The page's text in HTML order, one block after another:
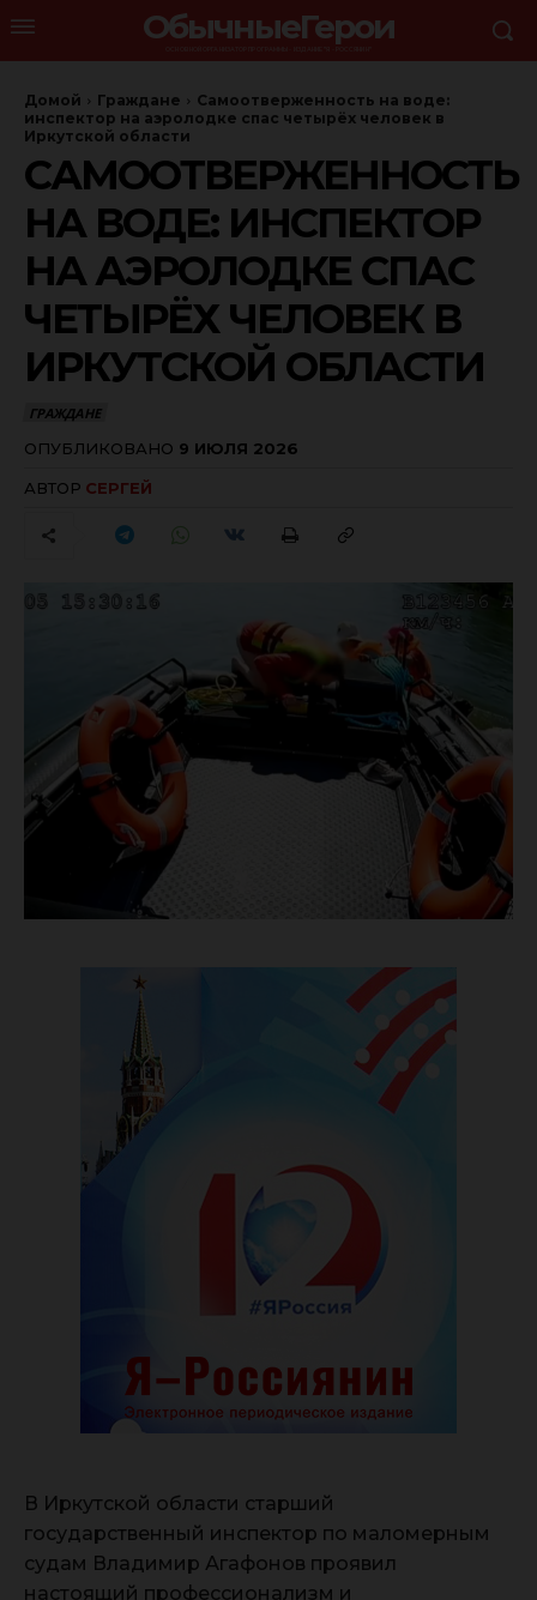
ОбычныеГерои
Домой Граждане
Самоотверженность на воде:
инспектор на аэролодке спас четырёх человек в
Иркутской области
САМООТВЕРЖЕННОСТЬ
НА ВОДЕ: ИНСПЕКТОР
НА АЭРОЛОДКЕ СПАС
ЧЕТЫРЁХ ЧЕЛОВЕК В
ИРКУТСКОЙ ОБЛАСТИ
ГРАЖДАНЕ
ОПУБЛИКОВАНО 9 ИЮЛЯ 2026
АВТОР СЕРГЕЙ
В Иркутской области старший
государственный инспектор по маломерным
судам Владимир Агафонов проявил
настоящий профессионализм и